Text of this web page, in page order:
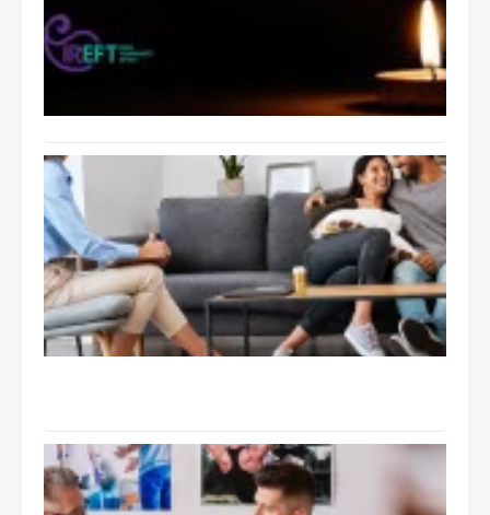
ایران
بابت
اتفاقات
ایران
راهنمای
عملی
جلسات
درمان
هیجان
مدار
EFT:
تانگو
Tango
سوپرویژن
و رشد
حرفه ای